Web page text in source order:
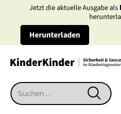
KinderKinder
Suchen
Jetzt die aktuelle Ausgabe als
Herunterladen